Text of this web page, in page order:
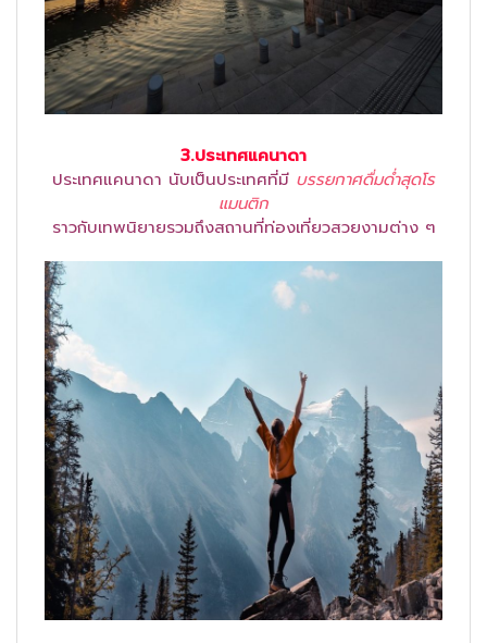
3.ประเทศแคนาดา
ประเทศแคนาดา นับเป็นประเทศที่มี บรรยกาศดื่มด่ำสุดโร
แมนติก
ราวกับเทพนิยายรวมถึงสถานที่ท่องเที่ยวสวยงามต่าง ๆ